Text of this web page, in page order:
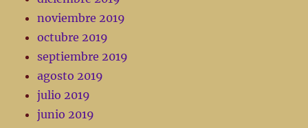
noviembre 2019
octubre 2019
septiembre 2019
agosto 2019
julio 2019
junio 2019